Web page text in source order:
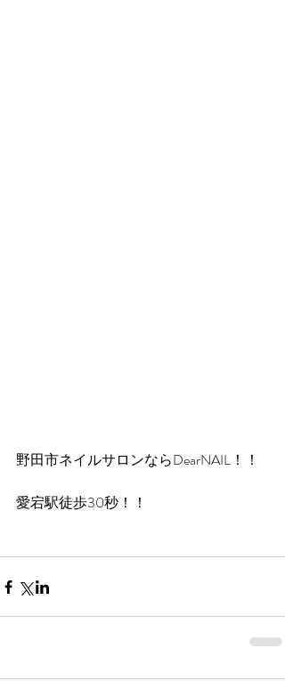
野田市ネイルサロンならDearNAIL！！
愛宕駅徒歩30秒！！